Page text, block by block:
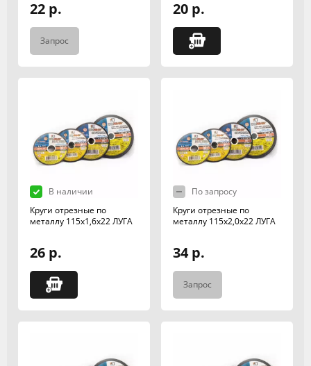
22 р.
Запрос
20 р.
В наличии
Круги отрезные по
металлу 115х1,6х22 ЛУГА
26 р.
По запросу
Круги отрезные по
металлу 115х2,0х22 ЛУГА
34 р.
Запрос